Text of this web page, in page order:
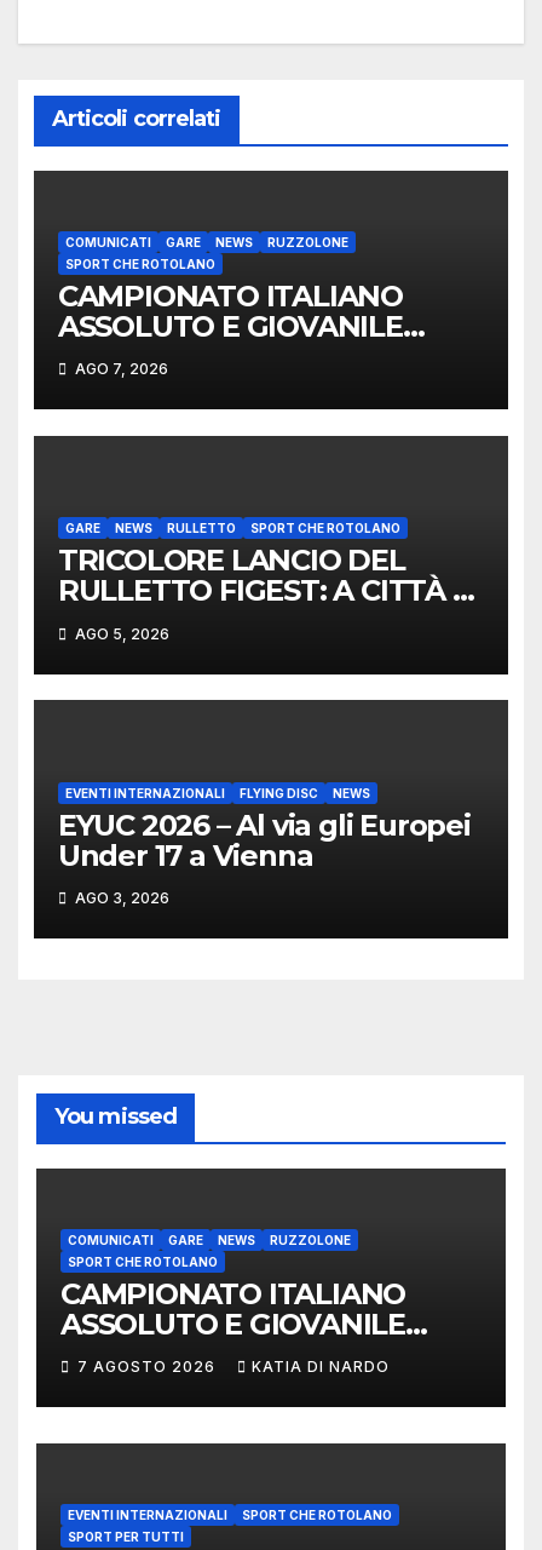
Articoli correlati
COMUNICATI GARE NEWS
RUZZOLONE
SPORT CHE ROTOLANO
CAMPIONATO ITALIANO
ASSOLUTO E GIOVANILE
LANCIO DEL RUZZOLONE
AGO 7, 2026
GARE NEWS RULLETTO SPORT CHE ROTOLANO
TRICOLORE LANCIO DEL
RULLETTO FIGEST: A CITTÀ DI
CASTELLO VINCONO
MARCHIGIANI ED UMBRI
AGO 5, 2026
EVENTI INTERNAZIONALI FLYING DISC NEWS
EYUC 2026 – Al via gli Europei
Under 17 a Vienna
AGO 3, 2026
You missed
COMUNICATI GARE NEWS
RUZZOLONE
SPORT CHE ROTOLANO
CAMPIONATO ITALIANO
ASSOLUTO E GIOVANILE
LANCIO DEL RUZZOLONE
7 AGOSTO 2026 KATIA DI NARDO
EVENTI INTERNAZIONALI
SPORT CHE ROTOLANO
SPORT PER TUTTI